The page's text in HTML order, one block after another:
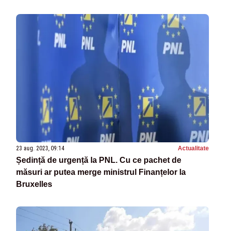
23 aug. 2023, 09:14 Actualitate
Ședință de urgență la PNL. Cu ce pachet de
măsuri ar putea merge ministrul Finanțelor la
Bruxelles